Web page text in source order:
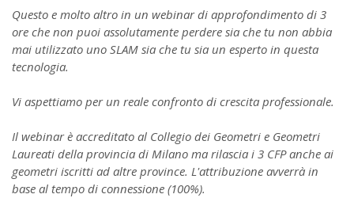
Questo e molto altro in un webinar di approfondimento di 3
ore che non puoi assolutamente perdere sia che tu non abbia
mai utilizzato uno SLAM sia che tu sia un esperto in questa
tecnologia.
Vi aspettiamo per un reale confronto di crescita professionale.
Il webinar è accreditato al Collegio dei Geometri e Geometri
Laureati della provincia di Milano ma rilascia i 3 CFP anche ai
geometri iscritti ad altre province. L'attribuzione avverrà in
base al tempo di connessione (100%).